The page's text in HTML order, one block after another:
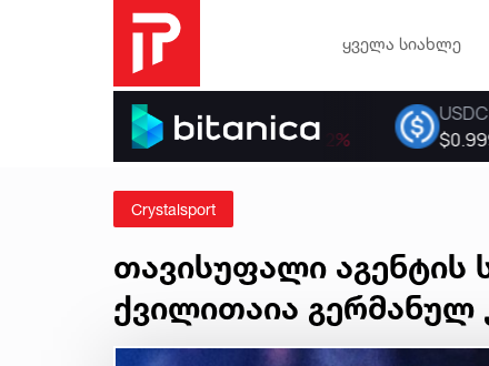
ყველა სიახლე
Crystalsport
თავისუფალი აგენტის
ქვილითაია გერმანულ